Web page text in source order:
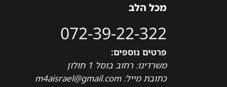
מכל הלב
072-39-22-322
פרטים נוספים:
משרדינו: רחוב בוסל 1 חולון
כתובת מייל: m4aisrael@gmail.com